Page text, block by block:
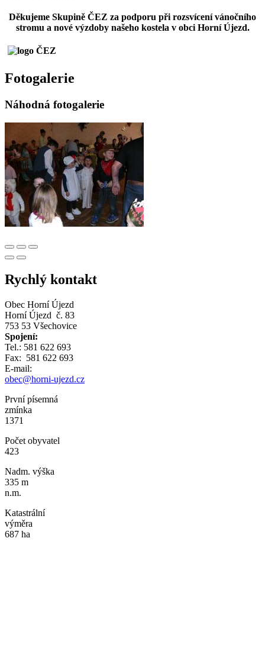
Děkujeme Skupině ČEZ za podporu při rozsvícení vánočního
stromu a nové výzdoby našeho kostela v obci Horní Újezd.
Fotogalerie
Náhodná fotogalerie
Rychlý kontakt
Obec Horní Újezd
Horní Újezd č. 83
753 53 Všechovice
Spojení:
Tel.: 581 622 693
Fax: 581 622 693
E-mail:
obec@horni-ujezd.cz
První písemná
zmínka
1371
Počet obyvatel
423
Nadm. výška
335 m
n.m.
Katastrální
výměra
687 ha